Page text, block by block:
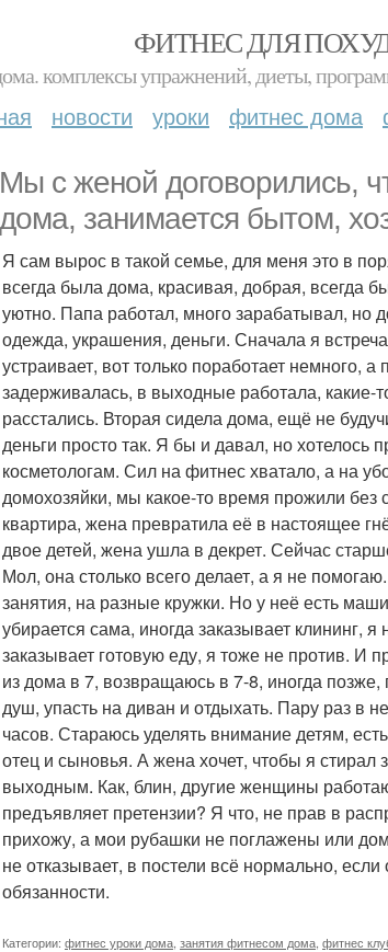
ФИТНЕС ДЛЯ
комплексы упражнений, диеты,
новости уроки фитнес дома
Мы с женой договорились,
дома, занимается бытом,
Я сам вырос в такой семье, для меня это в
всегда была дома, красивая, добрая, всегда
уютно. Папа работал, много зарабатывал, но
одежда, украшения, деньги. Сначала я
устраивает, вот только поработает немного,
задерживалась, в выходные работала,
расстались. Вторая сидела дома, ещё не
деньги просто так. Я бы и давал, но хотелось
косметологам. Сил на фитнес хватало, а на
домохозяйки, мы какое-то время прожили
квартира, жена превратила её в настоящее
двое детей, жена ушла в декрет. Сейчас
Мол, она столько всего делает, а я не
занятия, на разные кружки. Но у неё есть
убирается сама, иногда заказывает клининг,
заказывает готовую еду, я тоже не против. И
из дома в 7, возвращаюсь в 7-8, иногда позже,
душ, упасть на диван и отдыхать. Пару раз в
часов. Стараюсь уделять внимание детям,
отец и сыновья. А жена хочет, чтобы я
выходным. Как, блин, другие женщины
предъявляет претензии? Я что, не прав в
прихожу, а мои рубашки не поглажены или
не отказывает, в постели всё нормально,
обязанности.
Категории: фитнес уроки дома занятия фитнесом дома фитнес